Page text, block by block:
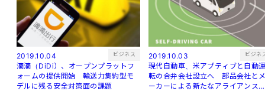
2019.10.04 ビジネス
滴滴（DiDi）、オープンプラットフ
ォームの提供開始 輸送力集約型モ
デルに残る安全対策面の課題
2019.10.03 ビジネ
現代自動車、米アプティブと自動
転の合弁会社設立へ 部品会社と
ーカーによる新たなアライアンス